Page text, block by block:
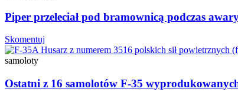
Piper przeleciał pod bramownicą podczas
Skomentuj
samoloty
Ostatni z 16 samolotów F-35